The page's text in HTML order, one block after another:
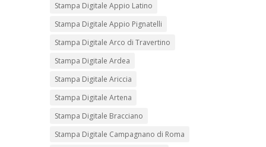
Stampa Digitale Appio Latino
Stampa Digitale Appio Pignatelli
Stampa Digitale Arco di Travertino
Stampa Digitale Ardea
Stampa Digitale Ariccia
Stampa Digitale Artena
Stampa Digitale Bracciano
Stampa Digitale Campagnano di Roma